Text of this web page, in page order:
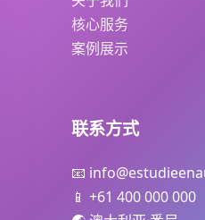
核心服务
案例展示
联系方式
📧
📱 +61 400 000 000